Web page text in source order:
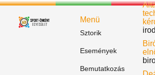
Menü
Sztorik
Események
Bemutatkozás